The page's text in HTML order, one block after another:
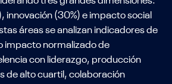
innovación (30%) e impacto social
áreas se analizan indicadores de
impacto normalizado de
con liderazgo, producción
de alto cuartil, colaboración